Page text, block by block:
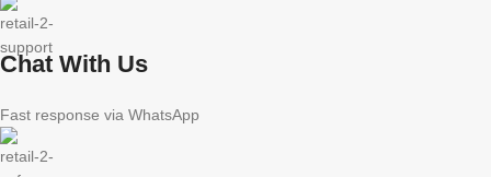
Chat With Us
Fast response via WhatsApp